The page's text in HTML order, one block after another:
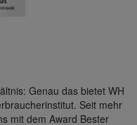
Genau das bietet WH
Seit mehr
mit dem Award Bester